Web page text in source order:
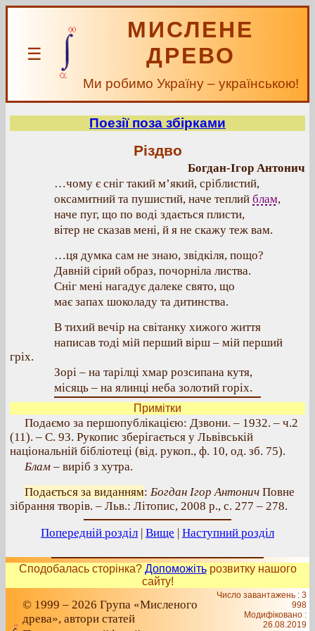
☰
МИСЛЕНЕ
ДРЕВО
Ми робимо Україну – українською!
Поезії поза збірками
Різдво
Богдан-Ігор Антонич
…чому є сніг такий м’який, сріблистий,
оксамитний та пушистий, наче теплий блам,
наче пуг, що по воді здається плисти,
вітер не сказав мені, й я не скажу теж вам.
…ця думка сам не знаю, звідкіля, пощо?
Давній сірий образ, почорніла листва.
Сніг мені нагадує далеке свято, що
має запах шоколаду та дитинства.
В тихий вечір на світанку хижого життя
написав тоді мій перший вірш – мій перший
гріх.
Зорі – на тарілці хмар розсипана кутя,
місяць – на ялинці неба золотий горіх.
Примітки
Подаємо за першопублікацією: Дзвони. – 1932. – ч.2
(11). – С. 93. Рукопис зберігається у Львівській
національній бібліотеці (від. рукоп., ф. 10, од. зб. 75).
Блам – виріб з хутра.
Подається за виданням: Богдан Ігор Антонич Повне
зібрання творів. – Льв.: Літопис, 2008 р., с. 277 – 278.
Попередній розділ | Вище | Наступний розділ
Сподобалась сторінка? Допоможітьрозвитку нашого
сайту!
© 1999 – 2026 Група «Мисленого
древа», автори статей
Число завантажень : 3
998
Модифіковано :
26.08.2019